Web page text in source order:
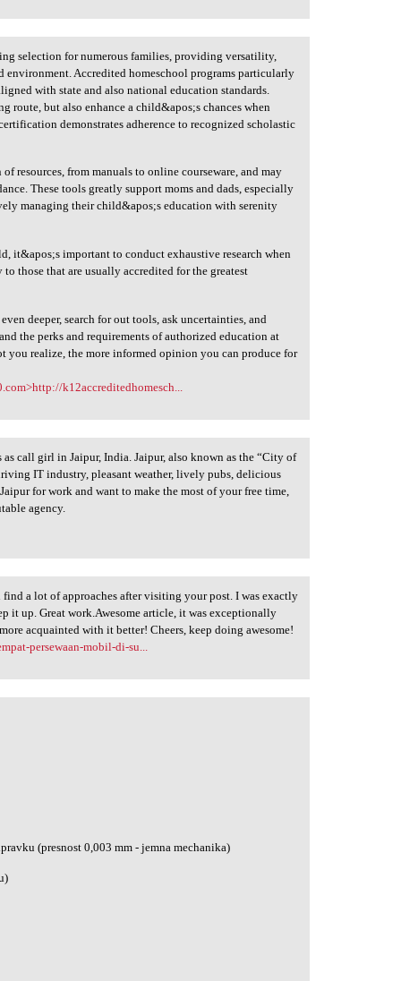
selection for numerous families, providing versatility,
Accredited homeschool programs particularly
with state and also national education standards.
route, but also enhance a child&apos;s chances when
demonstrates adherence to recognized scholastic
resources, from manuals to online courseware, and may
These tools greatly support moms and dads, especially
managing their child&apos;s education with serenity
it&apos;s important to conduct exhaustive research when
those that are usually accredited for the greatest
deeper, search for out tools, ask uncertainties, and
the perks and requirements of authorized education at
you realize, the more informed opinion you can produce for
k12accreditedhomesch...
call girl in Jaipur, India. Jaipur, also known as the “City of
IT industry, pleasant weather, lively pubs, delicious
for work and want to make the most of your free time,
agency.
a lot of approaches after visiting your post. I was exactly
it up. Great work.Awesome article, it was exceptionally
acquainted with it better! Cheers, keep doing awesome!
persewaan-mobil-di-su...
(presnost 0,003 mm - jemna mechanika)